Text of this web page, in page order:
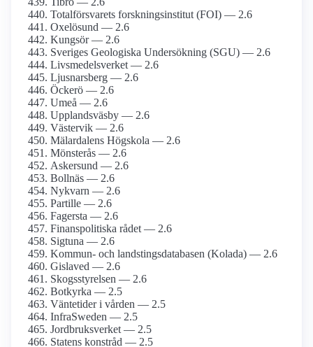
Totalförsvarets forskningsinstitut (FOI) — 2.6
Oxelösund — 2.6
Kungsör — 2.6
Sveriges Geologiska Undersökning (SGU) — 2.6
Livsmedelsverket — 2.6
Ljusnarsberg — 2.6
Öckerö — 2.6
Umeå — 2.6
Upplandsväsby — 2.6
Västervik — 2.6
Mälardalens Högskola — 2.6
Mönsterås — 2.6
Askersund — 2.6
Bollnäs — 2.6
Nykvarn — 2.6
Partille — 2.6
Fagersta — 2.6
Finanspolitiska rådet — 2.6
Sigtuna — 2.6
Kommun- och landstingsdatabasen (Kolada) — 2.6
Gislaved — 2.6
Skogsstyrelsen — 2.6
Botkyrka — 2.5
Väntetider i vården — 2.5
InfraSweden — 2.5
Jordbruksverket — 2.5
Statens konstråd — 2.5